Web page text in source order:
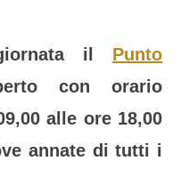
il Punto
con orario
alle ore 18,00
annate di tutti i